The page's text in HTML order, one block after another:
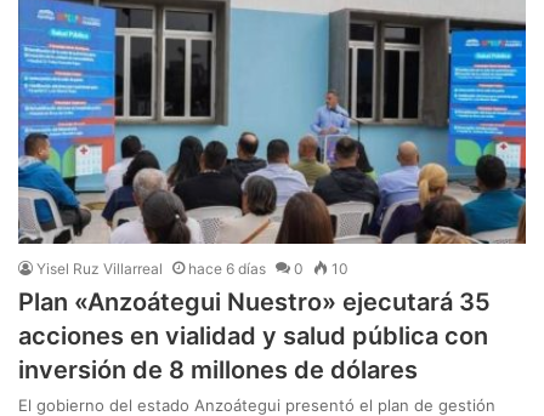
Yisel Ruz Villarreal hace 6 días 0 10
Plan «Anzoátegui Nuestro» ejecutará 35
acciones en vialidad y salud pública con
inversión de 8 millones de dólares
El gobierno del estado Anzoátegui presentó el plan de gestión